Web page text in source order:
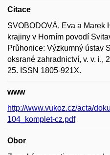
Citace
SVOBODOVÁ, Eva a Marek
krajiny v Horním povodí
Průhonice: Výzkumný ústav
oksrané zahradnictví, v. v. i.,
25. ISSN 1805-921X.
www
http://www.vukoz.cz/acta/
104_komplet-cz.pdf
Obor